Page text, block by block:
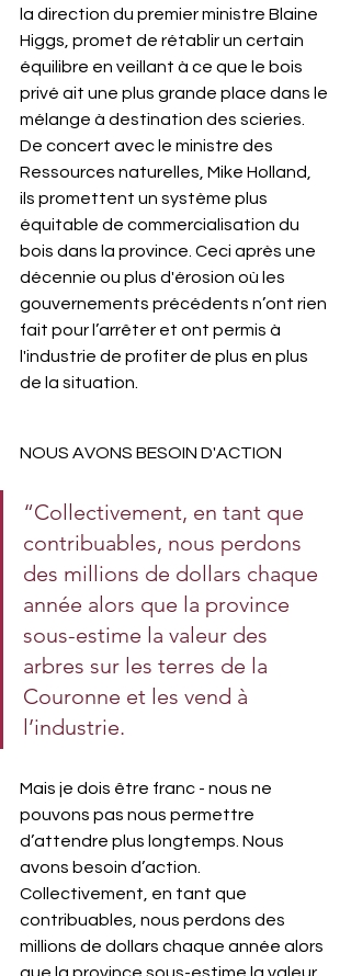
la direction du premier ministre Blaine
Higgs, promet de rétablir un certain
équilibre en veillant à ce que le bois
privé ait une plus grande place dans le
mélange à destination des scieries.
De concert avec le ministre des
Ressources naturelles, Mike Holland,
ils promettent un système plus
équitable de commercialisation du
bois dans la province. Ceci après une
décennie ou plus d'érosion où les
gouvernements précédents n’ont rien
fait pour l’arrêter et ont permis à
l'industrie de profiter de plus en plus
de la situation.
NOUS AVONS BESOIN D'ACTION
“Collectivement, en tant que
contribuables, nous perdons
des millions de dollars chaque
année alors que la province
sous-estime la valeur des
arbres sur les terres de la
Couronne et les vend à
l’industrie.
Mais je dois être franc - nous ne
pouvons pas nous permettre
d’attendre plus longtemps. Nous
avons besoin d’action.
Collectivement, en tant que
contribuables, nous perdons des
millions de dollars chaque année alors